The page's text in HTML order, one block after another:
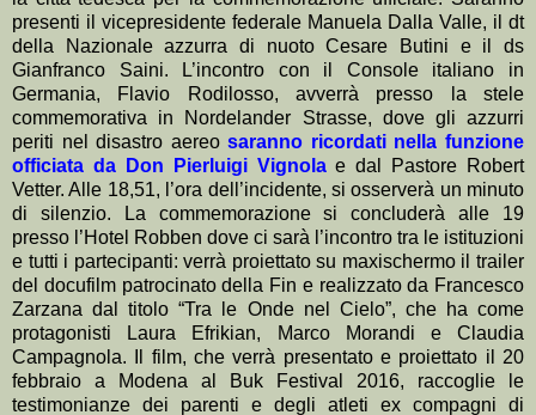
presenti il vicepresidente federale Manuela Dalla Valle, il dt
della Nazionale azzurra di nuoto Cesare Butini e il ds
Gianfranco Saini. L’incontro con il Console italiano in
Germania, Flavio Rodilosso, avverrà presso la stele
commemorativa in Nordelander Strasse, dove gli azzurri
periti nel disastro aereosaranno ricordati nella funzione
officiata da Don Pierluigi Vignolae dal Pastore Robert
Vetter. Alle 18,51, l’ora dell’incidente, si osserverà un minuto
di silenzio. La commemorazione si concluderà alle 19
presso l’Hotel Robben dove ci sarà l’incontro tra le istituzioni
e tutti i partecipanti: verrà proiettato su maxischermo il trailer
del docufilm patrocinato della Fin e realizzato da Francesco
Zarzana dal titolo “Tra le Onde nel Cielo”, che ha come
protagonisti Laura Efrikian, Marco Morandi e Claudia
Campagnola. Il film, che verrà presentato e proiettato il 20
febbraio a Modena al Buk Festival 2016, raccoglie le
testimonianze dei parenti e degli atleti ex compagni di